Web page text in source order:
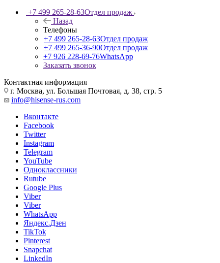
+7 499 265-28-63Отдел продаж
Назад
Телефоны
+7 499 265-28-63Отдел продаж
+7 499 265-36-90Отдел продаж
+7 926 228-69-76WhatsApp
Заказать звонок
Контактная информация
г. Москва, ул. Большая Почтовая, д. 38, стр. 5
info@hisense-rus.com
Вконтакте
Facebook
Twitter
Instagram
Telegram
YouTube
Одноклассники
Rutube
Google Plus
Viber
Viber
WhatsApp
Яндекс.Дзен
TikTok
Pinterest
Snapchat
LinkedIn